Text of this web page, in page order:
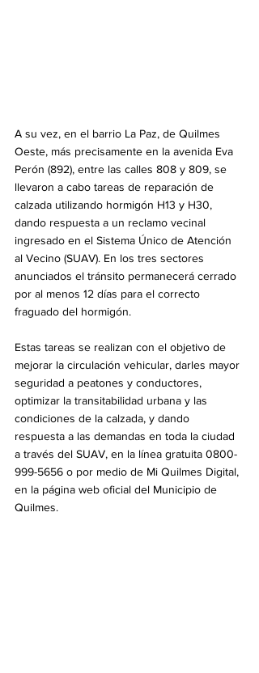
A su vez, en el barrio La Paz, de Quilmes
Oeste, más precisamente en la avenida Eva
Perón (892), entre las calles 808 y 809, se
llevaron a cabo tareas de reparación de
calzada utilizando hormigón H13 y H30,
dando respuesta a un reclamo vecinal
ingresado en el Sistema Único de Atención
al Vecino (SUAV). En los tres sectores
anunciados el tránsito permanecerá cerrado
por al menos 12 días para el correcto
fraguado del hormigón.
Estas tareas se realizan con el objetivo de
mejorar la circulación vehicular, darles mayor
seguridad a peatones y conductores,
optimizar la transitabilidad urbana y las
condiciones de la calzada, y dando
respuesta a las demandas en toda la ciudad
a través del SUAV, en la línea gratuita 0800-
999-5656 o por medio de Mi Quilmes Digital,
en la página web oficial del Municipio de
Quilmes.